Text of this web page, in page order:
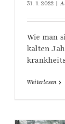
31. 1. 2022
Wie man
kalten
Weiterlesen